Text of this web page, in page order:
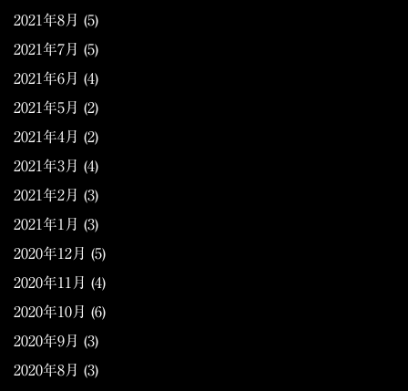
2021年8月 (5)
2021年7月 (5)
2021年6月 (4)
2021年5月 (2)
2021年4月 (2)
2021年3月 (4)
2021年2月 (3)
2021年1月 (3)
2020年12月 (5)
2020年11月 (4)
2020年10月 (6)
2020年9月 (3)
2020年8月 (3)